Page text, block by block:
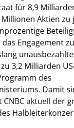
für 8,9
Aktien zu
Engagement
3,2 Milliarden
des
Damit
aktuell der